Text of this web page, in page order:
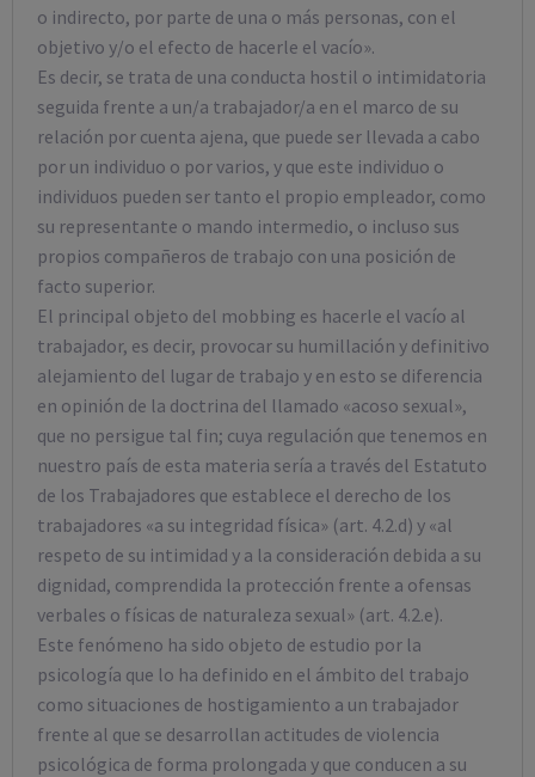
o indirecto, por parte de una o más personas, con el
objetivo y/o el efecto de hacerle el vacío».
Es decir, se trata de una conducta hostil o intimidatoria
seguida frente a un/a trabajador/a en el marco de su
relación por cuenta ajena, que puede ser llevada a cabo
por un individuo o por varios, y que este individuo o
individuos pueden ser tanto el propio empleador, como
su representante o mando intermedio, o incluso sus
propios compañeros de trabajo con una posición de
facto superior.
El principal objeto del mobbing es hacerle el vacío al
trabajador, es decir, provocar su humillación y definitivo
alejamiento del lugar de trabajo y en esto se diferencia
en opinión de la doctrina del llamado «acoso sexual»,
que no persigue tal fin; cuya regulación que tenemos en
nuestro país de esta materia sería a través del Estatuto
de los Trabajadores que establece el derecho de los
trabajadores «a su integridad física» (art. 4.2.d) y «al
respeto de su intimidad y a la consideración debida a su
dignidad, comprendida la protección frente a ofensas
verbales o físicas de naturaleza sexual» (art. 4.2.e).
Este fenómeno ha sido objeto de estudio por la
psicología que lo ha definido en el ámbito del trabajo
como situaciones de hostigamiento a un trabajador
frente al que se desarrollan actitudes de violencia
psicológica de forma prolongada y que conducen a su